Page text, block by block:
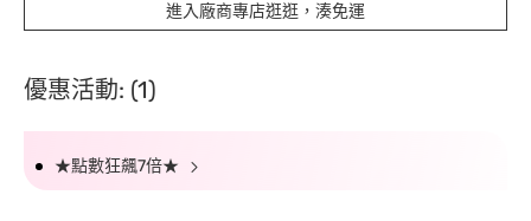
進入廠商專店逛逛，湊免運
優惠活動: (1)
★點數狂飆7倍★